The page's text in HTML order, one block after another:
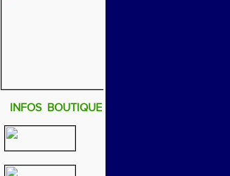
INFOS BOUTIQUE